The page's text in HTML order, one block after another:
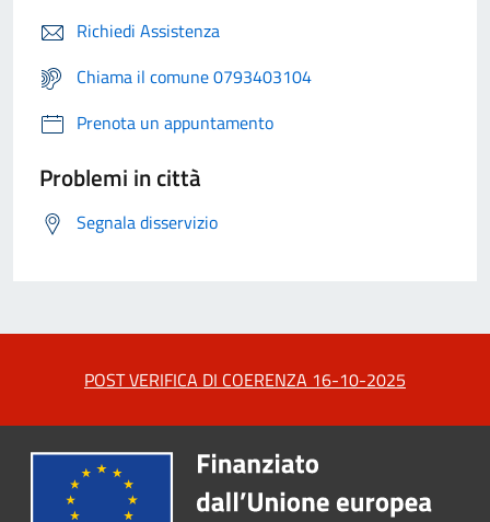
Richiedi Assistenza
Chiama il comune 0793403104
Prenota un appuntamento
Problemi in città
Segnala disservizio
POST VERIFICA DI COERENZA 16-10-2025